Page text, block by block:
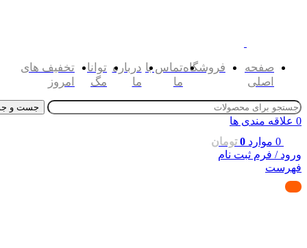
صفحه
اصلی
فروشگاهتماس با
ما
درباره
ما
توانا
مگ
تخفیف های
امروز
جست و
0 علاقه مندی ها
0 موارد 0 تومان
ورود / فرم ثبت نام
فهرست